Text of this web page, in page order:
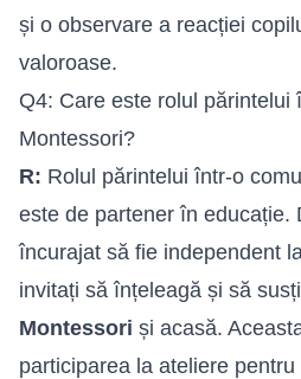
și o observare a reacției
valoroase.
Q4: Care este rolul părintelui
Montessori?
R: Rolul părintelui într-o
este de partener în educație.
încurajat să fie independent
invitați să înțeleagă și să
Montessori și acasă.
participarea la ateliere